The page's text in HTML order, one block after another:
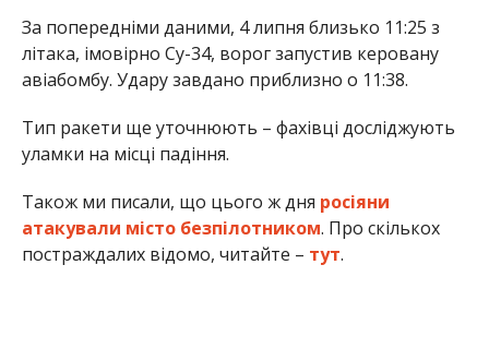
За попередніми даними, 4 липня близько 11:25 з
літака, імовірно Су-34, ворог запустив керовану
авіабомбу. Удару завдано приблизно о 11:38.
Тип ракети ще уточнюють – фахівці досліджують
уламки на місці падіння.
Також ми писали, що цього ж дня росіяни
атакували місто безпілотником. Про скількох
постраждалих відомо, читайте – тут.